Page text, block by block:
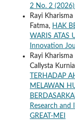
2 No. 2
Rayi
Fatma, HAK
WARIS ATAS
Innovation
Rayi
Callysta
TERHADAP
MELAWAN
Research
GREAT-MEI